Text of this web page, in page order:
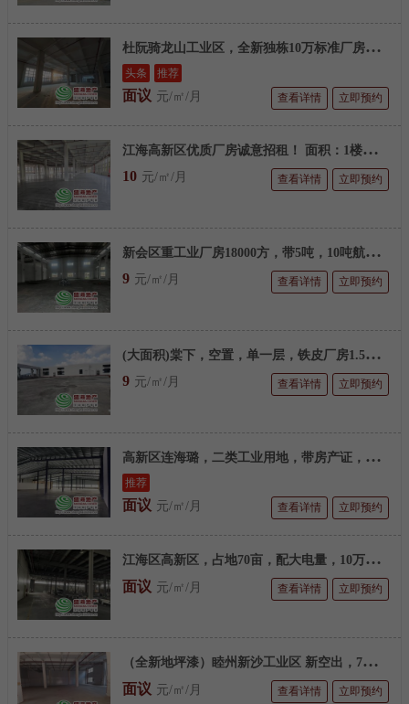
杜
阮骑龙山工业区，全新独栋10万标准厂房出租，可分租
头条 推荐
面议 元/㎡/月 立即预约
查看详情
江
海高新区优质厂房诚意招租！ 面积：1楼3943方，花园式江景厂房！
10 元/㎡/月 立即预约
查看详情
新
会区重工业厂房18000方，带5吨，10吨航吊，配电2000kw，适合各行业。
9 元/㎡/月 立即预约
查看详情
(
大面积)棠下，空置，单一层，铁皮厂房1.5万平方
9 元/㎡/月 立即预约
查看详情
高
新区连海璐，二类工业用地，带房产证，80000平方标厂
推荐
面议 元/㎡/月 立即预约
查看详情
江
海区高新区，占地70亩，配大电量，10万平方标厂
面议 元/㎡/月 立即预约
查看详情
（
全新地坪漆）睦州新沙工业区 新空出，730平方简厂
面议 元/㎡/月 立即预约
查看详情